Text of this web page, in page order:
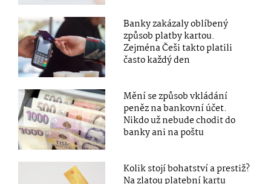
Banky zakázaly oblíbený
způsob platby kartou.
Zejména Češi takto platili
často každý den
Mění se způsob vkládání
peněz na bankovní účet.
Nikdo už nebude chodit do
banky ani na poštu
Kolik stojí bohatství a prestiž?
Na zlatou platební kartu